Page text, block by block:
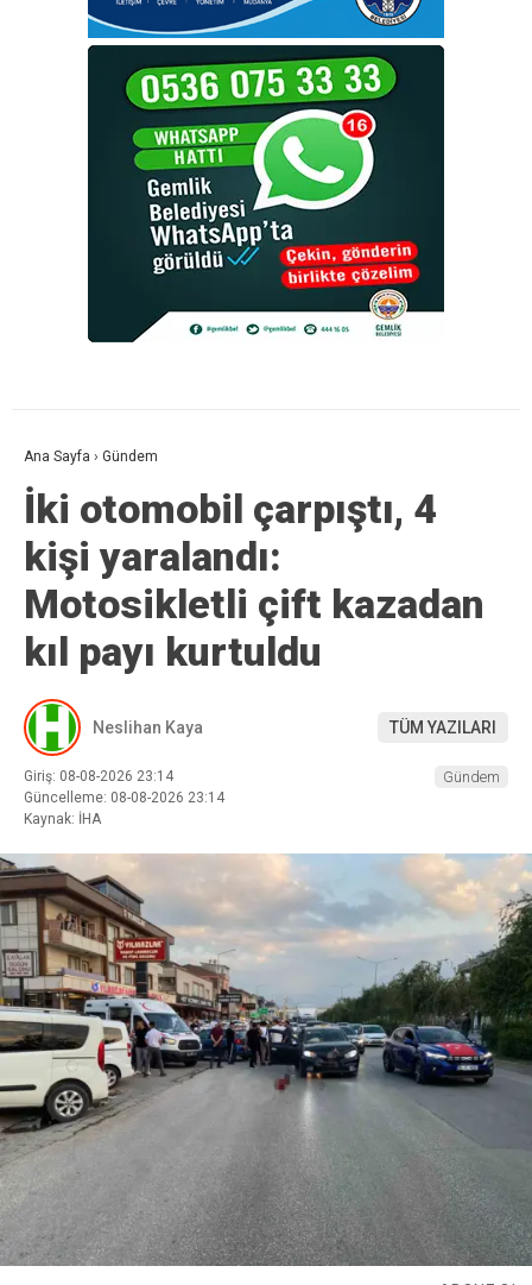
Ana Sayfa › Gündem
İki otomobil çarpıştı, 4
kişi yaralandı:
Motosikletli çift kazadan
kıl payı kurtuldu
Neslihan Kaya TÜM YAZILARI
Giriş: 08-08-2026 23:14
Güncelleme: 08-08-2026 23:14
Kaynak: İHA
Gündem